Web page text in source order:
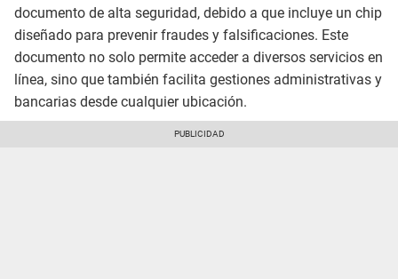
documento de alta seguridad, debido a que incluye un chip
diseñado para prevenir fraudes y falsificaciones. Este
documento no solo permite acceder a diversos servicios en
línea, sino que también facilita gestiones administrativas y
bancarias desde cualquier ubicación.